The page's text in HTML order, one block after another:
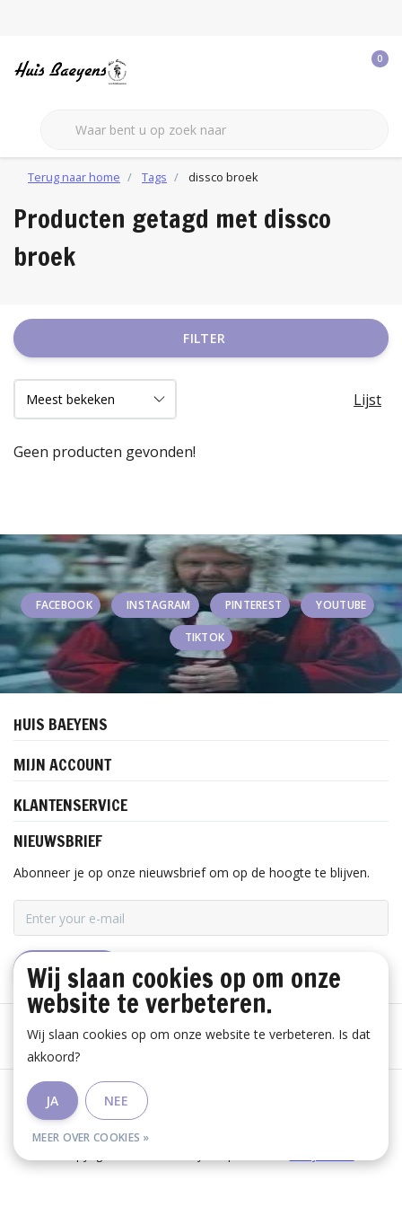
0
Terug naar home Tags dissco broek
Producten getagd met dissco
broek
FILTER
Lijst
Geen producten gevonden!
FACEBOOK INSTAGRAM PINTEREST YOUTUBE
TIKTOK
HUIS BAEYENS
MIJN ACCOUNT
KLANTENSERVICE
NIEUWSBRIEF
Abonneer je op onze nieuwsbrief om op de hoogte te blijven.
ABONNEER
Algemene voorwaarden
Wij slaan cookies op om onze
website te verbeteren.
Wij slaan cookies op om onze website te verbeteren. Is dat
akkoord?
JA NEE
MEER OVER COOKIES »